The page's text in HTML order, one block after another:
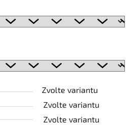
Zvolte variantu
Zvolte variantu
Zvolte variantu